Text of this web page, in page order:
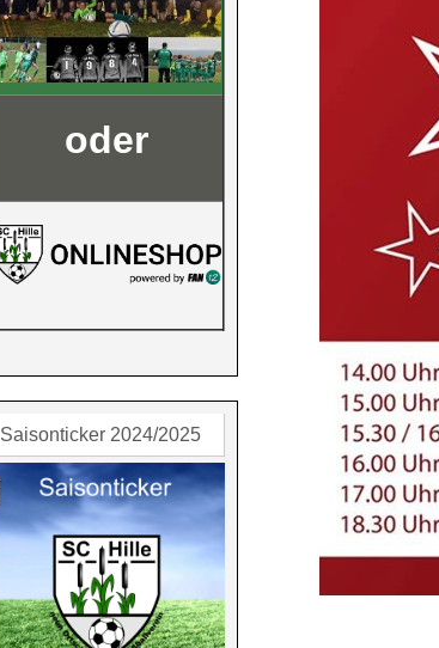
oder
Saisonticker 2024/2025